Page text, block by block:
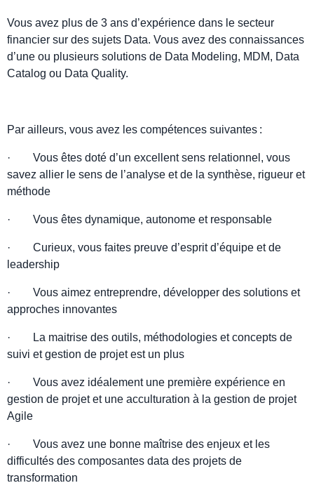
Vous avez plus de 3 ans d’expérience dans le secteur
financier sur des sujets Data. Vous avez des connaissances
d’une ou plusieurs solutions de Data Modeling, MDM, Data
Catalog ou Data Quality.
Par ailleurs, vous avez les compétences suivantes :
· Vous êtes doté d’un excellent sens relationnel, vous
savez allier le sens de l’analyse et de la synthèse, rigueur et
méthode
· Vous êtes dynamique, autonome et responsable
· Curieux, vous faites preuve d’esprit d’équipe et de
leadership
· Vous aimez entreprendre, développer des solutions et
approches innovantes
· La maitrise des outils, méthodologies et concepts de
suivi et gestion de projet est un plus
· Vous avez idéalement une première expérience en
gestion de projet et une acculturation à la gestion de projet
Agile
· Vous avez une bonne maîtrise des enjeux et les
difficultés des composantes data des projets de
transformation